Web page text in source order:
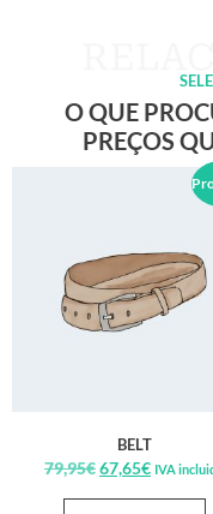
O QUE
PREÇOS
BELT
79,95€67,65€ IVA